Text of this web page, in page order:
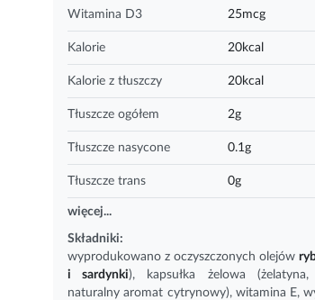
Witamina D3 25mcg
Kalorie 20kcal
Kalorie z tłuszczy 20kcal
Tłuszcze ogółem 2g
Tłuszcze nasycone 0.1g
Tłuszcze trans 0g
więcej...
Składniki:
wyprodukowano z oczyszczonych olejów
i sardynki), kapsułka żelowa
naturalny aromat cytrynowy), witamina E,